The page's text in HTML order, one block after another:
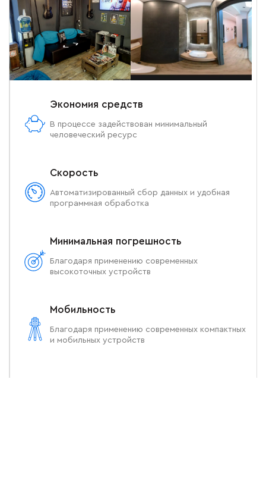
Экономия средств
В процессе задействован минимальный
человеческий ресурс
Скорость
Автоматизированный сбор данных и удобная
программная обработка
Минимальная погрешность
Благодаря применению современных
высокоточных устройств
Мобильность
Благодаря применению современных компактных
и мобильных устройств